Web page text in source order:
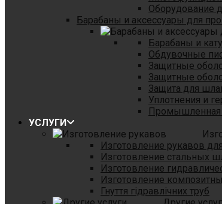
Оборудование
Барабаны и аксессуары для
Барабаны и
Обдувочные
Защитные
Защитные
Защита для
Уплотнения и
Промышленная
УСЛУГИ
Изготовление рукавов
Изготовление стальных
Изготовление
Изготовление
Гнуття гідравлічних труб